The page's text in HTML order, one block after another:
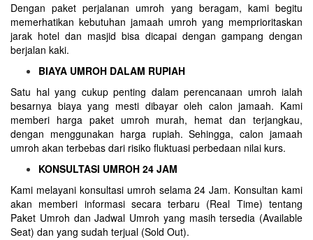
Dengan paket perjalanan umroh yang beragam, kami begitu
memerhatikan kebutuhan jamaah umroh yang memprioritaskan
jarak hotel dan masjid bisa dicapai dengan gampang dengan
berjalan kaki.
BIAYA UMROH DALAM RUPIAH
Satu hal yang cukup penting dalam perencanaan umroh ialah
besarnya biaya yang mesti dibayar oleh calon jamaah. Kami
memberi harga paket umroh murah, hemat dan terjangkau,
dengan menggunakan harga rupiah. Sehingga, calon jamaah
umroh akan terbebas dari risiko fluktuasi perbedaan nilai kurs.
KONSULTASI UMROH 24 JAM
Kami melayani konsultasi umroh selama 24 Jam. Konsultan kami
akan memberi informasi secara terbaru (Real Time) tentang
Paket Umroh dan Jadwal Umroh yang masih tersedia (Available
Seat) dan yang sudah terjual (Sold Out).